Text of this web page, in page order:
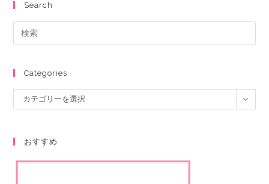
Search
Categories
カテゴリーを選択
おすすめ